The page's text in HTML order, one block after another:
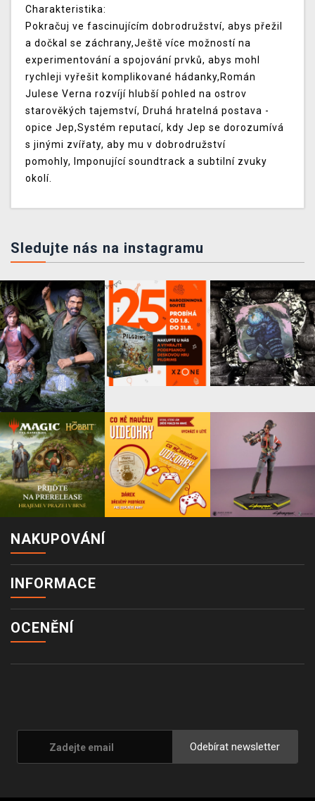
Charakteristika:
Pokračuj ve fascinujícím dobrodružství, abys přežil
a dočkal se záchrany,Ještě více možností na
experimentování a spojování prvků, abys mohl
rychleji vyřešit komplikované hádanky,Román
Julese Verna rozvíjí hlubší pohled na ostrov
starověkých tajemství, Druhá hratelná postava -
opice Jep,Systém reputací, kdy Jep se dorozumívá
s jinými zvířaty, aby mu v dobrodružství
pomohly, Imponující soundtrack a subtilní zvuky
okolí.
Sledujte nás na instagramu
NAKUPOVÁNÍ
INFORMACE
OCENĚNÍ
Odebírat newsletter